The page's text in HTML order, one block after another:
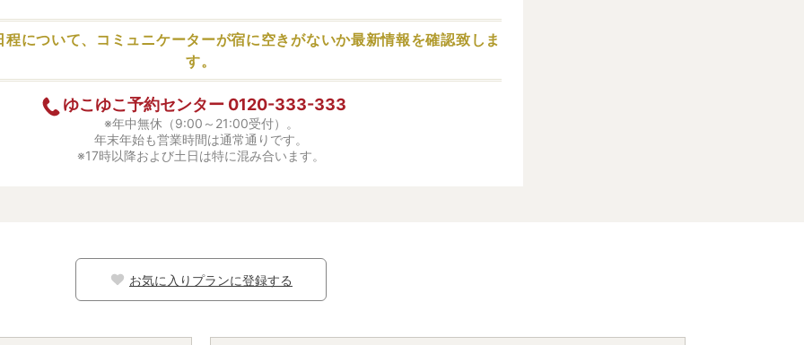
程について、コミュニケーターが宿に空きがないか最新情報を確認致しま
す。
ゆこゆこ予約センター 0120-333-333
※年中無休（9:00～21:00受付）。
年末年始も営業時間は通常通りです。
※17時以降および土日は特に混み合います。
お気に入りプランに登録する